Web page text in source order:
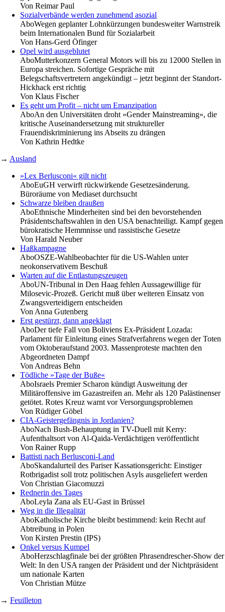
Von Reimar Paul
Sozialverbände werden zunehmend asozial
AboWegen geplanter Lohnkürzungen bundesweiter Warnstreik
beim Internationalen Bund für Sozialarbeit
Von Hans-Gerd Öfinger
Opel wird ausgeblutet
AboMutterkonzern General Motors will bis zu 12000 Stellen in
Europa streichen. Sofortige Gespräche mit
Belegschaftsvertretern angekündigt – jetzt beginnt der Standort-
Hickhack erst richtig
Von Klaus Fischer
Es geht um Profit – nicht um Emanzipation
AboAn den Universitäten droht »Gender Mainstreaming«, die
kritische Auseinandersetzung mit struktureller
Frauendiskriminierung ins Abseits zu drängen
Von Kathrin Hedtke
→ Ausland
»Lex Berlusconi« gilt nicht
AboEuGH verwirft rückwirkende Gesetzesänderung.
Büroräume von Mediaset durchsucht
Schwarze bleiben draußen
AboEthnische Minderheiten sind bei den bevorstehenden
Präsidentschaftswahlen in den USA benachteiligt. Kampf gegen
bürokratische Hemmnisse und rassistische Gesetze
Von Harald Neuber
Haßkampagne
AboOSZE-Wahlbeobachter für die US-Wahlen unter
neokonservativem Beschuß
Warten auf die Entlastungszeugen
AboUN-Tribunal in Den Haag fehlen Aussagewillige für
Milosevic-Prozeß. Gericht muß über weiteren Einsatz von
Zwangsverteidigern entscheiden
Von Anna Gutenberg
Erst gestürzt, dann angeklagt
AboDer tiefe Fall von Boliviens Ex-Präsident Lozada:
Parlament für Einleitung eines Strafverfahrens wegen der Toten
vom Oktoberaufstand 2003. Massenproteste machten den
Abgeordneten Dampf
Von Andreas Behn
Tödliche »Tage der Buße«
AboIsraels Premier Scharon kündigt Ausweitung der
Militäroffensive im Gazastreifen an. Mehr als 120 Palästinenser
getötet. Rotes Kreuz warnt vor Versorgungsproblemen
Von Rüdiger Göbel
CIA-Geistergefängnis in Jordanien?
AboNach Bush-Behauptung in TV-Duell mit Kerry:
Aufenthaltsort von Al-Qaida-Verdächtigen veröffentlicht
Von Rainer Rupp
Battisti nach Berlusconi-Land
AboSkandalurteil des Pariser Kassationsgericht: Einstiger
Rotbrigadist soll trotz politischen Asyls ausgeliefert werden
Von Christian Giacomuzzi
Rednerin des Tages
AboLeyla Zana als EU-Gast in Brüssel
Weg in die Illegalität
AboKatholische Kirche bleibt bestimmend: kein Recht auf
Abtreibung in Polen
Von Kirsten Prestin (IPS)
Onkel versus Kumpel
AboHerzschlagfinale bei der größten Phrasendrescher-Show der
Welt: In den USA rangen der Präsident und der Nichtpräsident
um nationale Karten
Von Christian Mütze
→ Feuilleton